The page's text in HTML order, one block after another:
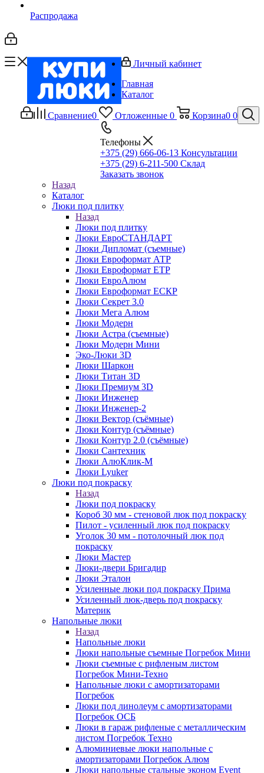
Распродажа
Сравнение0 Отложенные 0 Корзина0 0
Телефоны
+375 (29) 666-06-13 Консультации
+375 (29) 6-211-500 Склад
Заказать звонок
Личный кабинет
Главная
Каталог
Назад
Каталог
Люки под плитку
Назад
Люки под плитку
Люки ЕвроСТАНДАРТ
Люки Дипломат (съемные)
Люки Евроформат АТР
Люки Евроформат ЕТР
Люки ЕвроАлюм
Люки Евроформат ЕСКР
Люки Секрет 3.0
Люки Мега Алюм
Люки Модерн
Люки Астра (съемные)
Люки Модерн Мини
Эко-Люки 3D
Люки Шаркон
Люки Титан 3D
Люки Премиум 3D
Люки Инженер
Люки Инженер-2
Люки Вектор (съёмные)
Люки Контур (съёмные)
Люки Контур 2.0 (съёмные)
Люки Сантехник
Люки АлюКлик-М
Люки Lyuker
Люки под покраску
Назад
Люки под покраску
Короб 30 мм - стеновой люк под покраску
Пилот - усиленный люк под покраску
Уголок 30 мм - потолочный люк под
покраску
Люки Мастер
Люки-двери Бригадир
Люки Эталон
Усиленные люки под покраску Прима
Усиленный люк-дверь под покраску
Материк
Напольные люки
Назад
Напольные люки
Люки напольные съемные Погребок Мини
Люки съемные с рифленым листом
Погребок Мини-Техно
Напольные люки с амортизаторами
Погребок
Люки под линолеум с амортизаторами
Погребок ОСБ
Люки в гараж рифленые с металлическим
листом Погребок Техно
Алюминиевые люки напольные с
амортизаторами Погребок Алюм
Люки напольные стальные эконом Event